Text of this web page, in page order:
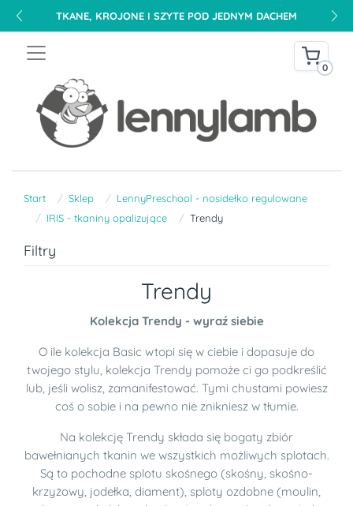
TKANE, KROJONE I SZYTE POD JEDNYM DACHEM
0
Start Sklep
LennyPreschool - nosidełko regulowane
IRIS - tkaniny opalizujące
Trendy
Filtry
Trendy
Kolekcja Trendy - wyraź siebie
O ile kolekcja Basic wtopi się w ciebie i dopasuje do
twojego stylu, kolekcja Trendy pomoże ci go podkreślić
lub, jeśli wolisz, zamanifestować. Tymi chustami powiesz
coś o sobie i na pewno nie znikniesz w tłumie.
Na kolekcję Trendy składa się bogaty zbiór
bawełnianych tkanin we wszystkich możliwych splotach.
Są to pochodne splotu skośnego (skośny, skośno-
krzyżowy, jodełka, diament), sploty ozdobne (moulin,